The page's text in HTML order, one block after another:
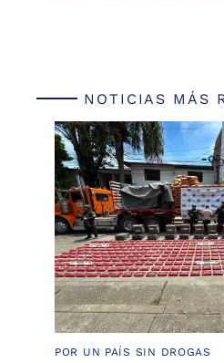
NOTICIAS MÁS
POR UN PAÍS SIN DROGAS